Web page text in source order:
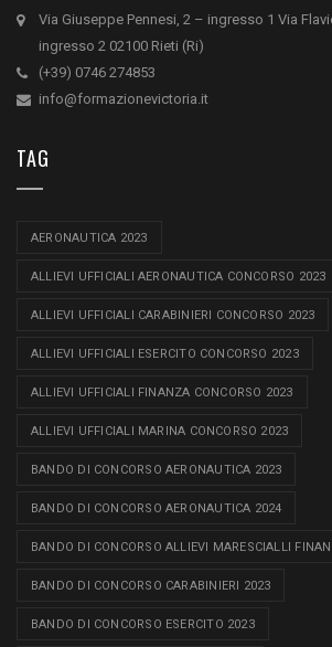
Via Giuseppe Pennesi, 2 – ingresso 1 Via
ingresso 2 02100 Rieti (Ri)
(+39) 0746 274853
info@formazionevictoria.it
TAG
AERONAUTICA 2023
ALLIEVI UFFICIALI AERONAUTICA CONCORSO 2023
ALLIEVI UFFICIALI CARABINIERI CONCORSO 2023
ALLIEVI UFFICIALI ESERCITO CONCORSO 2023
ALLIEVI UFFICIALI FINANZA CONCORSO 2023
ALLIEVI UFFICIALI MARINA CONCORSO 2023
BANDO DI CONCORSO AERONAUTICA 2023
BANDO DI CONCORSO AERONAUTICA 2024
BANDO DI CONCORSO ALLIEVI MARESCIALLI
BANDO DI CONCORSO CARABINIERI 2023
BANDO DI CONCORSO ESERCITO 2023